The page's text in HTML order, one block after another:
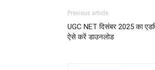
Previous article
UGC NET दिसंबर 2025 का
ऐसे करें डाउनलोड